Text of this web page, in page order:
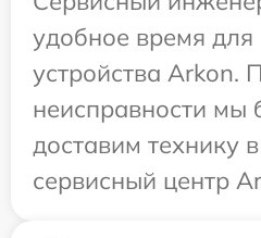
удобное время для
устройства Arkon.
неисправности мы
доставим технику
сервисный центр